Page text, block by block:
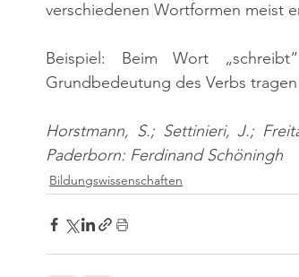
verschiedenen Wortformen meist
Beispiel: Beim Wort
Grundbedeutung des Verbs
Horstmann, S.; Settinieri, J.;
Paderborn: Ferdinand Schöningh
Bildungswissenschaften